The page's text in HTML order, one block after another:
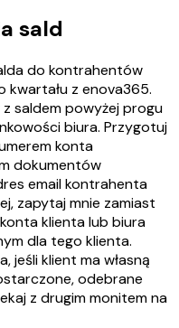
sald
do kontrahentów
kwartału z enova365.
saldem powyżej progu
biura. Przygotuj
konta
dokumentów
email kontrahenta
zapytaj mnie zamiast
klienta lub biura
dla tego klienta.
jeśli klient ma własną
odebrane
z drugim monitem na